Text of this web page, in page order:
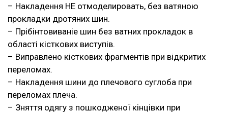
– Накладення НЕ отмоделировать, без ватяною
прокладки дротяних шин.
– Прібінтовиваніе шин без ватних прокладок в
області кісткових виступів.
– Виправлено кісткових фрагментів при відкритих
переломах.
– Накладення шини до плечового суглоба при
переломах плеча.
– Зняття одягу з пошкодженої кінцівки при